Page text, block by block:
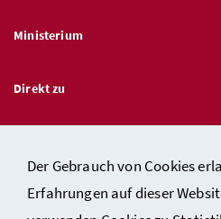
Der Gebrauch von Cookies
Erfahrungen auf dieser
Ministerium
Direkt zu